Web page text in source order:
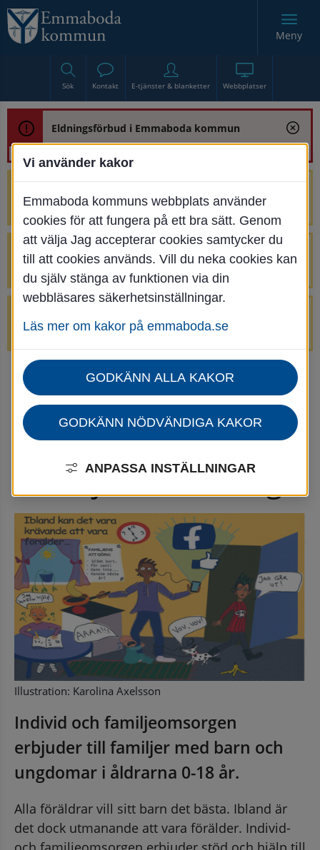
Sök Kontakt E-tjänster & blanketter Webbplatser
Meny
Eldningsförbud i Emmaboda kommun
renoveringen av Bjurbäcksbron
Tillfälliga avstängningar på Centrumtorget
v. 25-34
avstängda.
Startsida
Omsorg, stöd & hjälp
Stöd i livet för vuxna, barn och familjer
Stöd till föräldrar, barn och ungdom
Familjebehandling
Familjebehandling
Illustration: Karolina Axelsson
Individ och familjeomsorgen
erbjuder till familjer med barn och
ungdomar i åldrarna 0-18 år.
Alla föräldrar vill sitt barn det bästa. Ibland är
det dock utmanande att vara förälder. Individ-
Vi använder kakor
Emmaboda kommuns webbplats använder
cookies för att fungera på ett bra sätt. Genom
att välja Jag accepterar cookies samtycker du
till att cookies används. Vill du neka cookies kan
du själv stänga av funktionen via din
webbläsares säkerhetsinställningar.
Läs mer om kakor på emmaboda.se
GODKÄNN ALLA KAKOR
GODKÄNN NÖDVÄNDIGA KAKOR
ANPASSA INSTÄLLNINGAR